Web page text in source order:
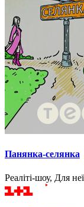
Панянка-селянка
Реаліті-шоу, Для неї